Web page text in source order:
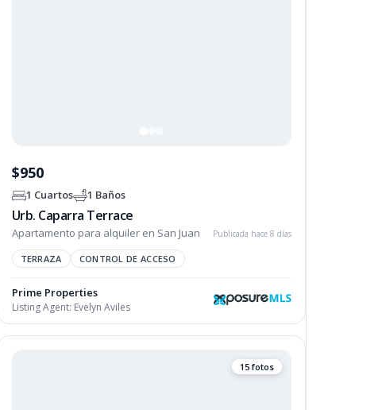
TERRAZA
$950
1 Cuartos 1 Baños
Urb. Caparra Terrace
Apartamento para alquiler en San Juan Publicada hace 8 días
TERRAZA CONTROL DE ACCESO
Prime Properties
Listing Agent: Evelyn Aviles
15 fotos